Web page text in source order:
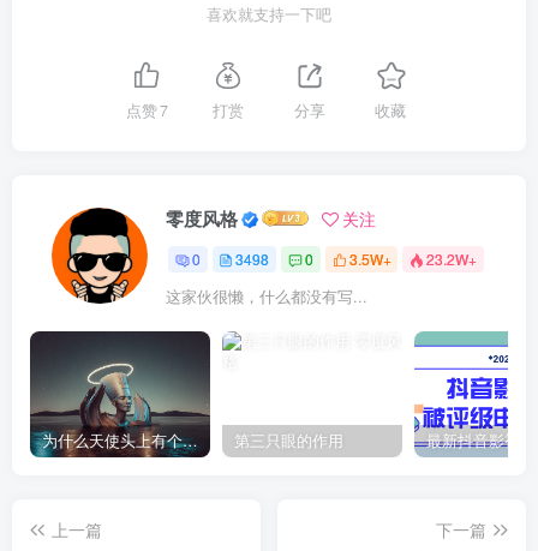
喜欢就支持一下吧
点赞7 打赏 分享 收藏
零度风格 关注
0 3498 0 3.5W+ 23.2W+
这家伙很懒，什么都没有写...
为什么天使头上有个圈？ 第三只眼的作用
上一篇
下一篇